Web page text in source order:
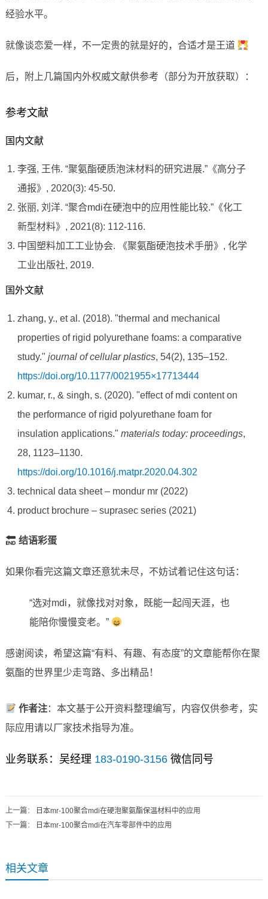
经验水平。
就像谈恋爱一样，不一定贵的就是好的，合适才是王道
后，附上几篇国内外权威文献供参考（部分为开放获取）：
参考文献
国内文献
李强, 王伟. “聚氨酯硬质泡沫材料的研究进展.”《高分子
通报》, 2020(3): 45-50.
张丽, 刘洋. “聚合mdi在硬泡中的应用性能比较.”《化工
新型材料》, 2021(8): 112-116.
中国塑料加工工业协会. 《聚氨酯硬泡技术手册》, 化学
工业出版社, 2019.
国外文献
zhang, y., et al. (2018). "thermal and mechanical
properties of rigid polyurethane foams: a comparative
study." journal of cellular plastics, 54(2), 135–152.
https://doi.org/10.1177/0021955×17713444
kumar, r., & singh, s. (2020). "effect of mdi content on
the performance of rigid polyurethane foam for
insulation applications." materials today: proceedings,
28, 1123–1130.
https://doi.org/10.1016/j.matpr.2020.04.302
technical data sheet – mondur mr (2022)
product brochure – suprasec series (2021)
结语彩蛋
如果你看完这篇文章还意犹未尽，不妨试着记住这句话：
“选对mdi，就像找对对象，既能一起闯天涯，也
能陪你慢慢变老。”
感谢阅读，希望这篇“有料、有趣、有态度”的文章能帮你在聚
氨酯的世界里少走弯路、多出精品！
作者注：本文基于公开资料整理编写，内容仅供参考，实
际应用请以厂家技术指导为准。
业务联系：吴经理 183-0190-3156微信同号
上一篇：
日本mr-100聚合mdi在硬泡聚氨酯保温材料中的应用
下一篇： 日本mr-100聚合mdi在汽车零部件中的应用
相关文章